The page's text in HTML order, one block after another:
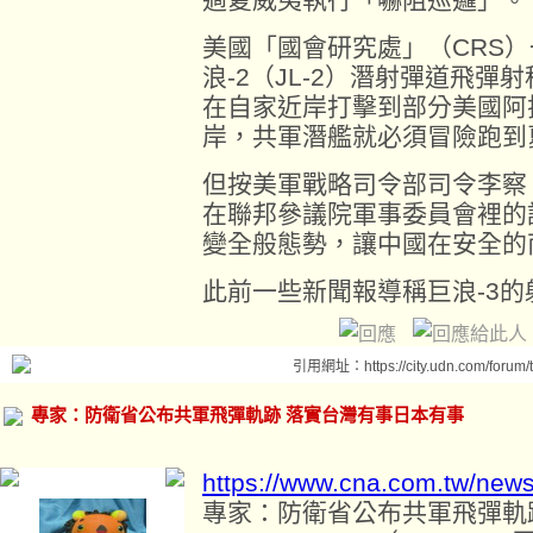
美國「國會研究處」（CRS
浪-2（JL-2）潛射彈道飛彈
在自家近岸打擊到部分美國
岸，共軍潛艦就必須冒險跑
但按美軍戰略司令部司令李
在聯邦參議院軍事委員會裡
變全般態勢，讓中國在安全
此前一些新聞報導稱巨浪-3
引用網址：https://city.udn.com/
專家：防衛省公布共軍飛彈軌跡 落實台灣有事日本有事
https://www.cna.com.tw/
專家：防衛省公布共軍飛彈